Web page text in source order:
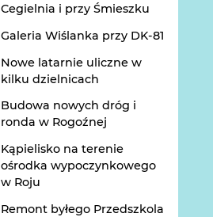
Cegielnia i przy Śmieszku
Galeria Wiślanka przy DK-81
Nowe latarnie uliczne w
kilku dzielnicach
Budowa nowych dróg i
ronda w Rogoźnej
Kąpielisko na terenie
ośrodka wypoczynkowego
w Roju
Remont byłego Przedszkola